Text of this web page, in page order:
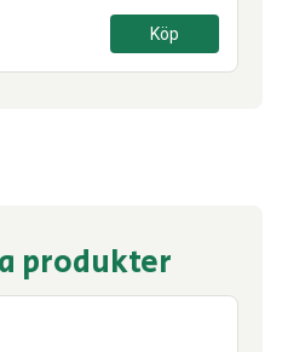
Köp
produkter